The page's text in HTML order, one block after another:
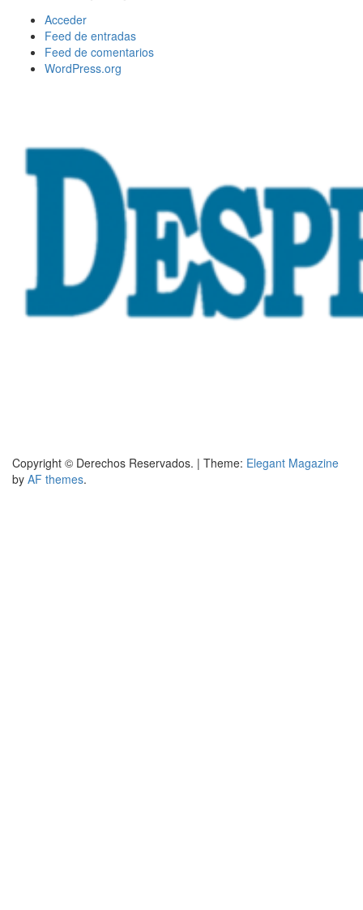
Acceder
Feed de entradas
Feed de comentarios
WordPress.org
Copyright © Derechos Reservados. | Theme: Elegant Magazine
by AF themes.